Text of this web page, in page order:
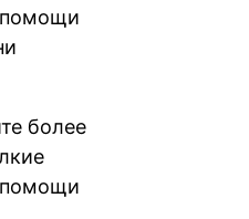
помощи
более
помощи